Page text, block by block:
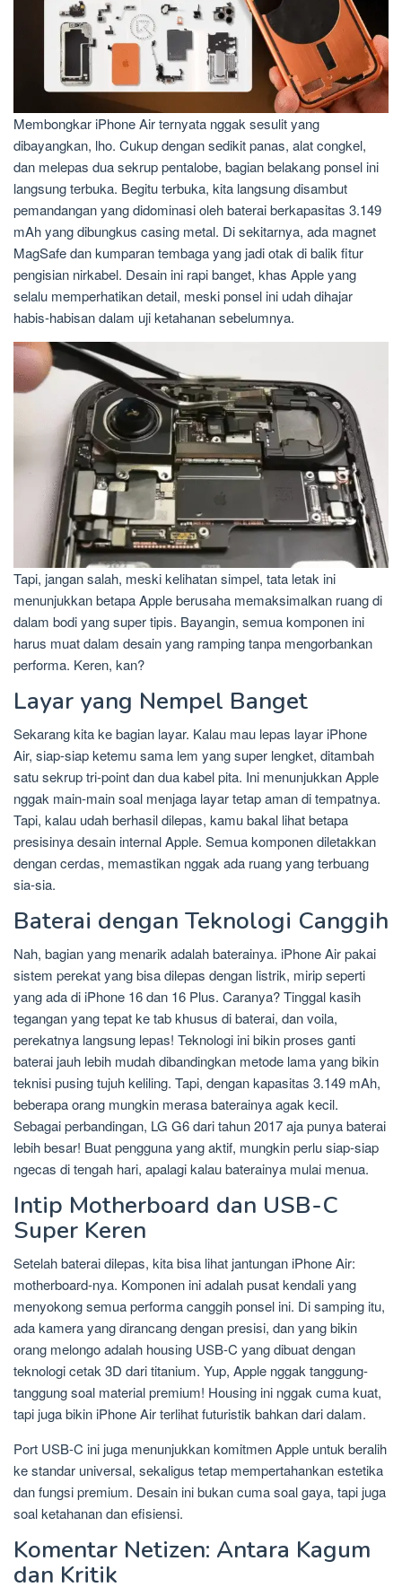
Membongkar iPhone Air ternyata nggak sesulit yang
dibayangkan, lho. Cukup dengan sedikit panas, alat congkel,
dan melepas dua sekrup pentalobe, bagian belakang ponsel ini
langsung terbuka. Begitu terbuka, kita langsung disambut
pemandangan yang didominasi oleh baterai berkapasitas 3.149
mAh yang dibungkus casing metal. Di sekitarnya, ada magnet
MagSafe dan kumparan tembaga yang jadi otak di balik fitur
pengisian nirkabel. Desain ini rapi banget, khas Apple yang
selalu memperhatikan detail, meski ponsel ini udah dihajar
habis-habisan dalam uji ketahanan sebelumnya.
Tapi, jangan salah, meski kelihatan simpel, tata letak ini
menunjukkan betapa Apple berusaha memaksimalkan ruang di
dalam bodi yang super tipis. Bayangin, semua komponen ini
harus muat dalam desain yang ramping tanpa mengorbankan
performa. Keren, kan?
Layar yang Nempel Banget
Sekarang kita ke bagian layar. Kalau mau lepas layar iPhone
Air, siap-siap ketemu sama lem yang super lengket, ditambah
satu sekrup tri-point dan dua kabel pita. Ini menunjukkan Apple
nggak main-main soal menjaga layar tetap aman di tempatnya.
Tapi, kalau udah berhasil dilepas, kamu bakal lihat betapa
presisinya desain internal Apple. Semua komponen diletakkan
dengan cerdas, memastikan nggak ada ruang yang terbuang
sia-sia.
Baterai dengan Teknologi Canggih
Nah, bagian yang menarik adalah baterainya. iPhone Air pakai
sistem perekat yang bisa dilepas dengan listrik, mirip seperti
yang ada di iPhone 16 dan 16 Plus. Caranya? Tinggal kasih
tegangan yang tepat ke tab khusus di baterai, dan voila,
perekatnya langsung lepas! Teknologi ini bikin proses ganti
baterai jauh lebih mudah dibandingkan metode lama yang bikin
teknisi pusing tujuh keliling. Tapi, dengan kapasitas 3.149 mAh,
beberapa orang mungkin merasa baterainya agak kecil.
Sebagai perbandingan, LG G6 dari tahun 2017 aja punya baterai
lebih besar! Buat pengguna yang aktif, mungkin perlu siap-siap
ngecas di tengah hari, apalagi kalau baterainya mulai menua.
Intip Motherboard dan USB-C
Super Keren
Setelah baterai dilepas, kita bisa lihat jantungan iPhone Air:
motherboard-nya. Komponen ini adalah pusat kendali yang
menyokong semua performa canggih ponsel ini. Di samping itu,
ada kamera yang dirancang dengan presisi, dan yang bikin
orang melongo adalah housing USB-C yang dibuat dengan
teknologi cetak 3D dari titanium. Yup, Apple nggak tanggung-
tanggung soal material premium! Housing ini nggak cuma kuat,
tapi juga bikin iPhone Air terlihat futuristik bahkan dari dalam.
Port USB-C ini juga menunjukkan komitmen Apple untuk beralih
ke standar universal, sekaligus tetap mempertahankan estetika
dan fungsi premium. Desain ini bukan cuma soal gaya, tapi juga
soal ketahanan dan efisiensi.
Komentar Netizen: Antara Kagum
dan Kritik